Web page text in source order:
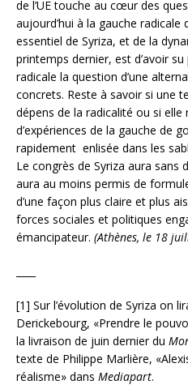
de l’UE touche au cœur des
aujourd’hui à la gauche radicale
essentiel de Syriza, et de la
printemps dernier, est d’avoir
radicale la question d’une
concrets. Reste à savoir si une
dépens de la radicalité ou si
d’expériences de la gauche de
rapidement enlisée dans les
Le congrès de Syriza aura sans
aura au moins permis de
d’une façon plus claire et plus
forces sociales et politiques
émancipateur. (Athènes, le 18
[1] Sur l’évolution de Syriza on
Derickebourg, «Prendre le
la livraison de juin dernier du
texte de Philippe Marlière,
réalisme» dans Mediapart.